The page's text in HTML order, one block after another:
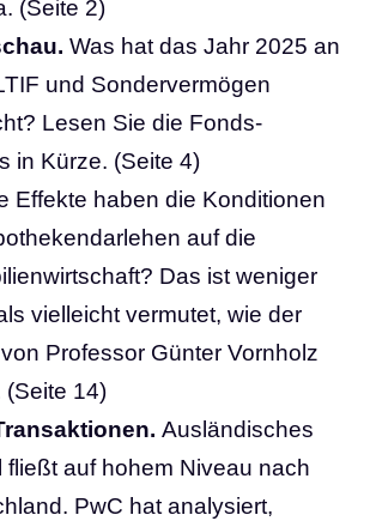
(Seite 2)
Was hat das Jahr 2025 an
und Sondervermögen
Lesen Sie die Fonds-
in Kürze. (Seite 4)
Effekte haben die Konditionen
auf die
Das ist weniger
vielleicht vermutet, wie der
Professor Günter Vornholz
(Seite 14)
Ausländisches
fließt auf hohem Niveau nach
PwC hat analysiert,